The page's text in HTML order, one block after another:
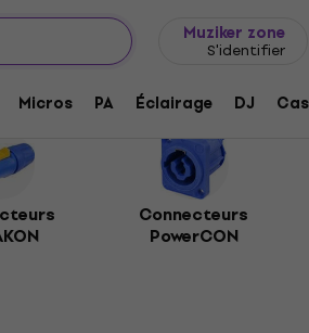
Muziker zone
S'identifier
Micros PA Éclairage DJ
Connecteurs
PowerCON